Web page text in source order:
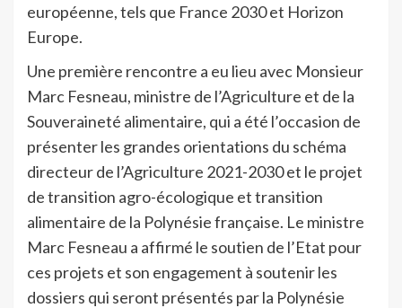
européenne, tels que France 2030 et Horizon
Europe.
Une première rencontre a eu lieu avec Monsieur
Marc Fesneau, ministre de l’Agriculture et de la
Souveraineté alimentaire, qui a été l’occasion de
présenter les grandes orientations du schéma
directeur de l’Agriculture 2021-2030 et le projet
de transition agro-écologique et transition
alimentaire de la Polynésie française. Le ministre
Marc Fesneau a affirmé le soutien de l’Etat pour
ces projets et son engagement à soutenir les
dossiers qui seront présentés par la Polynésie